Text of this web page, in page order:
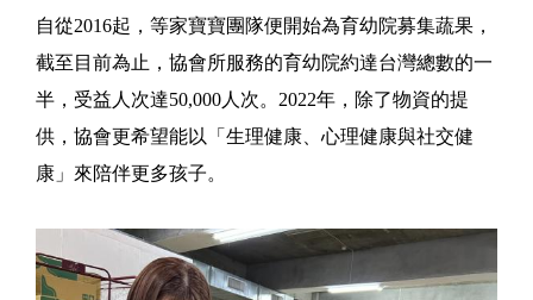
自從2016起，等家寶寶團隊便開始為育幼院募集蔬果，
截至目前為止，協會所服務的育幼院約達台灣總數的一
半，受益人次達50,000人次。2022年，除了物資的提
供，協會更希望能以「生理健康、心理健康與社交健
康」來陪伴更多孩子。